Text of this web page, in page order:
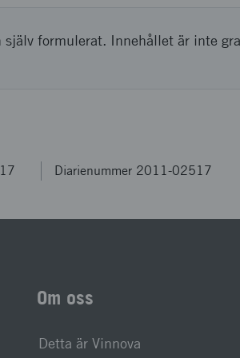
formulerat. Innehållet är inte
Diarienummer 2011-02517
Om oss
Detta är Vinnova